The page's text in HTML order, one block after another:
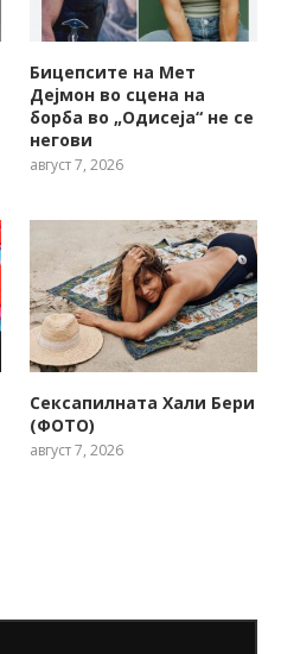
Бицепсите на Мет
Дејмон во сцена на
борба во „Одисеја“ не се
негови
август 7, 2026
Сексапилната Хали Бери
(ФОТО)
август 7, 2026